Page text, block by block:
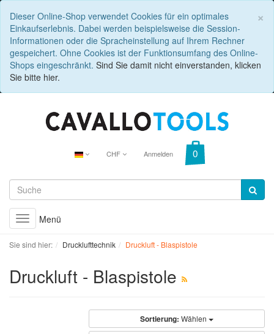
×
Dieser Online-Shop verwendet Cookies für ein optimales
Einkaufserlebnis. Dabei werden beispielsweise die Session-
Informationen oder die Spracheinstellung auf Ihrem Rechner
gespeichert. Ohne Cookies ist der Funktionsumfang des Online-
Shops eingeschränkt. Sind Sie damit nicht einverstanden, klicken
Sie bitte hier.
CHF Anmelden
Toggle
navigation
Menü
Sie sind hier: Drucklufttechnik Druckluft - Blaspistole
Druckluft - Blaspistole
Sortierung: Wählen